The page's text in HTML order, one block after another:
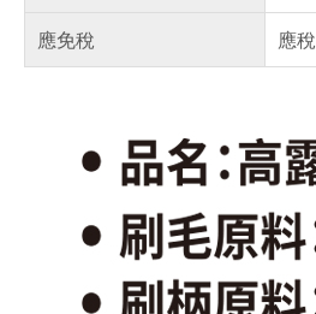
應免稅
應稅